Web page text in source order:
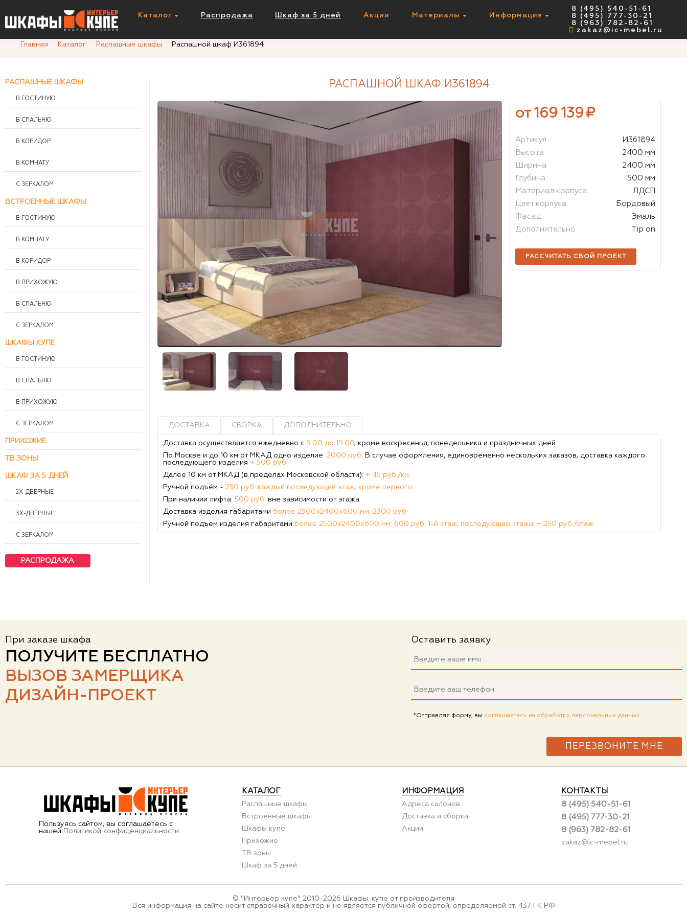
Каталог Распродажа Шкаф за 5 дней Акции Материалы Информация
8 (495) 540-51-61
8 (495) 777-30-21
8 (963) 782-82-61
zakaz@ic-mebel.ru
Главная
Каталог Распашные шкафы Распашной шкаф И361894
РАСПАШНОЙ ШКАФ И361894
от 169 139₽
Артикул
И361894
Высота
2400 мм
Ширина
2400 мм
Глубина
500 мм
Материал корпуса
ЛДСП
Цвет корпуса
Бордовый
Фасад
Эмаль
Дополнительно
Tip on
РАССЧИТАТЬ СВОЙ ПРОЕКТ
ДОСТАВКА СБОРКА ДОПОЛНИТЕЛЬНО
Доставка осуществляется ежедневно с 9:00 до 19:00, кроме воскресенья, понедельника и праздничных дней.
По Москве и до 10 км от МКАД одно изделие: 2000 руб. В случае оформления, единовременно нескольких заказов, доставка каждого
последующего изделия + 500 руб.
Далее 10 км от МКАД (в пределах Московской области): + 45 руб./км.
Ручной подъём - 250 руб. каждый последующий этаж, кроме первого.
При наличии лифта: 500 руб. вне зависимости от этажа.
Доставка изделия габаритами более 2500х2400х600 мм: 2300 руб.
Ручной подъем изделия габаритами более 2500х2400х600 мм: 600 руб. 1-й этаж, последующие этажи: + 250 руб./этаж
Распашной шкаф И361894
РАСПАШНЫЕ ШКАФЫ
В ГОСТИНУЮ
В СПАЛЬНЮ
В КОРИДОР
В КОМНАТУ
С ЗЕРКАЛОМ
ВСТРОЕННЫЕ ШКАФЫ
В ГОСТИНУЮ
В КОМНАТУ
В КОРИДОР
В ПРИХОЖУЮ
В СПАЛЬНЮ
С ЗЕРКАЛОМ
ШКАФЫ КУПЕ
В ГОСТИНУЮ
В СПАЛЬНЮ
В ПРИХОЖУЮ
С ЗЕРКАЛОМ
ПРИХОЖИЕ
ТВ ЗОНЫ
ШКАФ ЗА 5 ДНЕЙ
2Х-ДВЕРНЫЕ
3Х-ДВЕРНЫЕ
С ЗЕРКАЛОМ
РАСПРОДАЖА
При заказе шкафа
ПОЛУЧИТЕ БЕСПЛАТНО
ВЫЗОВ ЗАМЕРЩИКА
ДИЗАЙН-ПРОЕКТ
Оставить заявку
*Отправляя форму, вы соглашаетесь на обработку персональных данных
Пользуясь сайтом, вы соглашаетесь с
нашей Политикой конфиденциальности.
КАТАЛОГ
Распашные шкафы
Встроенные шкафы
Шкафы купе
Прихожие
ТВ зоны
Шкаф за 5 дней
ИНФОРМАЦИЯ
Адреса салонов
Доставка и сборка
Акции
КОНТАКТЫ
8 (495) 540-51-61
8 (495) 777-30-21
8 (963) 782-82-61
zakaz@ic-mebel.ru
© "Интерьер купе" 2010-2026 Шкафы-купе от производителя
Вся информация на сайте носит справочный характер и не является публичной офертой, определяемой ст. 437 ГК РФ